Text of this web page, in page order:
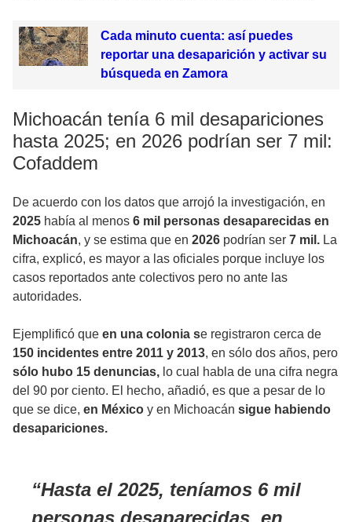
Cada minuto cuenta: así puedes
reportar una desaparición y activar su
búsqueda en Zamora
Michoacán tenía 6 mil desapariciones
hasta 2025; en 2026 podrían ser 7 mil:
Cofaddem
De acuerdo con los datos que arrojó la investigación, en
2025 había al menos 6 mil personas desaparecidas en
Michoacán, y se estima que en 2026 podrían ser 7 mil. La
cifra, explicó, es mayor a las oficiales porque incluye los
casos reportados ante colectivos pero no ante las
autoridades.
Ejemplificó que en una colonia se registraron cerca de
150 incidentes entre 2011 y 2013, en sólo dos años, pero
sólo hubo 15 denuncias, lo cual habla de una cifra negra
del 90 por ciento. El hecho, añadió, es que a pesar de lo
que se dice, en México y en Michoacán sigue habiendo
desapariciones.
Hasta el 2025, teníamos 6 mil